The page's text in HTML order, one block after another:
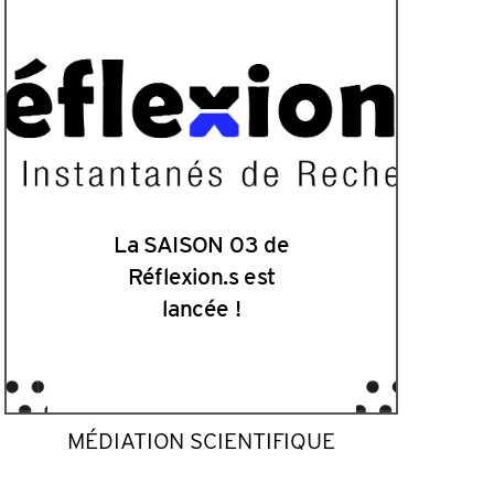
La SAISON 03 de
Réflexion.s est
lancée !
MÉDIATION SCIENTIFIQUE